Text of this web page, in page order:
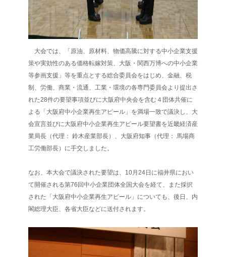
大会では、「原油、原材料、物価高騰に対する中小企業支援
策や実効性のある価格転嫁対策、大阪・関西万博への中小企業
等参画支援」等を重点とする総合委員会をはじめ、金融、税
制、労働、商業・流通、工業・環境の各専門委員会より提出さ
れた28件の要望事項並びに大阪府中央会を含む４団体共催に
よる「大阪府中小企業再生アピール」を満場一致で議決し、大
会宣言並びに大阪府中小企業再生アピール要望書を近畿経済産
業局長（代理： 鈴木産業部長）、大阪府知事（代理： 馬場商
工労働部長）に手交しました。
なお、本大会で議決された要望は、10月24日に福井県におい
て開催される第76回中小企業団体全国大会を経て、また採択
された「大阪府中小企業再生アピール」についても、後日、内
閣総理大臣、各省大臣などに送付されます。